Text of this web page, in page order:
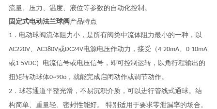
流量、压力、温度、液位等参数的自动化控制。
固定式电动法兰球阀 产品特点
1 ． 电动球阀流体阻力小，是所有阀类中流体阻力最小的一种，以
AC220V、 AC380V或DC24V电源电压作动力，接受（4-20mA、 0-10mA
或1-5VDC）电流信号或电压信号，即可控制运转，以角行程输出的
扭矩转动球体0~90o，就能完成启闭动作或调节动作。
2．球芯通道平整光滑，不易沉积介质，可以进行管线式通球。结
构简单、重量轻、密封性能好。 特别适用于要求零泄漏率的场合。